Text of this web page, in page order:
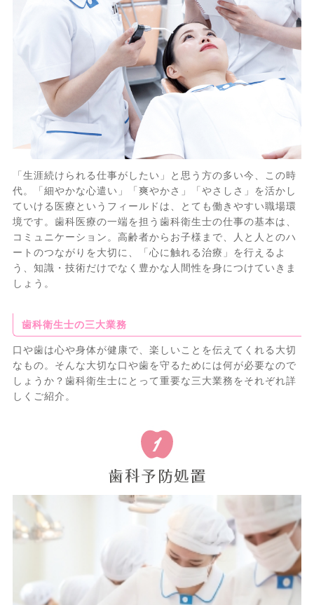
「生涯続けられる仕事がしたい」と思う方の多い今、この時
代。「細やかな心遣い」「爽やかさ」「やさしさ」を活かし
ていける医療というフィールドは、とても働きやすい職場環
境です。歯科医療の一端を担う歯科衛生士の仕事の基本は、
コミュニケーション。高齢者からお子様まで、人と人とのハ
ートのつながりを大切に、「心に触れる治療」を行えるよ
う、知識・技術だけでなく豊かな人間性を身につけていきま
しょう。
歯科衛生士の三大業務
口や歯は心や身体が健康で、楽しいことを伝えてくれる大切
なもの。そんな大切な口や歯を守るためには何が必要なので
しょうか？歯科衛生士にとって重要な三大業務をそれぞれ詳
しくご紹介。